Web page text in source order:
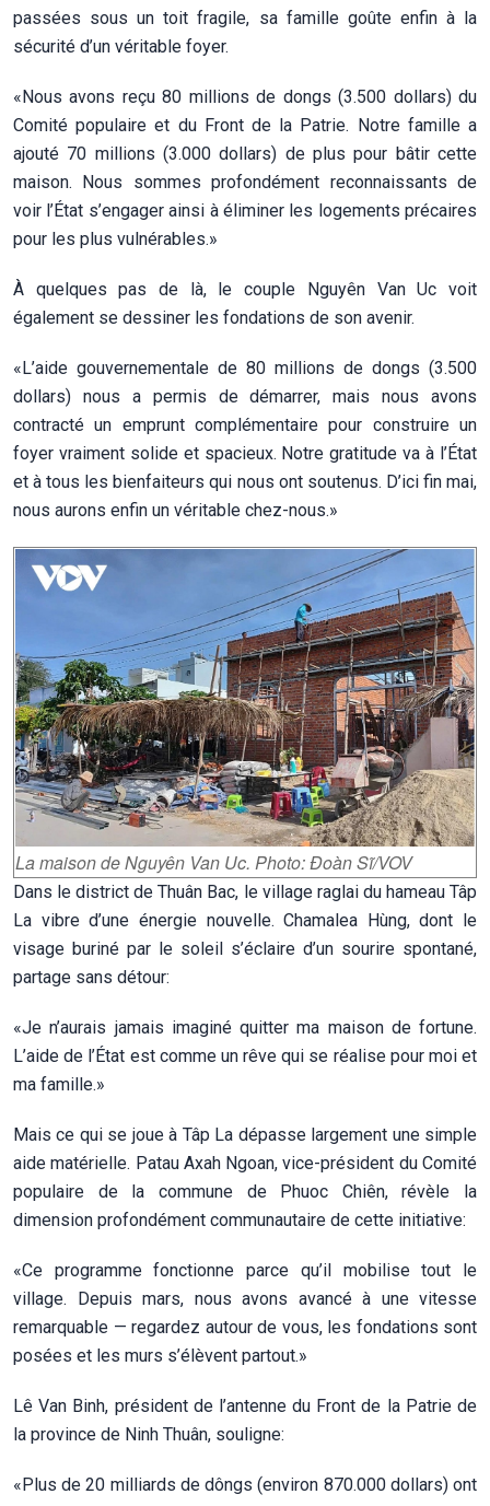
passées sous un toit fragile, sa famille goûte enfin à la
sécurité d’un véritable foyer.
«Nous avons reçu 80 millions de dongs (3.500 dollars) du
Comité populaire et du Front de la Patrie. Notre famille a
ajouté 70 millions (3.000 dollars) de plus pour bâtir cette
maison. Nous sommes profondément reconnaissants de
voir l’État s’engager ainsi à éliminer les logements précaires
pour les plus vulnérables.»
À quelques pas de là, le couple Nguyên Van Uc voit
également se dessiner les fondations de son avenir.
«L’aide gouvernementale de 80 millions de dongs (3.500
dollars) nous a permis de démarrer, mais nous avons
contracté un emprunt complémentaire pour construire un
foyer vraiment solide et spacieux. Notre gratitude va à l’État
et à tous les bienfaiteurs qui nous ont soutenus. D’ici fin mai,
nous aurons enfin un véritable chez-nous.»
La maison de Nguyên Van Uc. Photo: Đoàn Sĩ/VOV
Dans le district de Thuân Bac, le village raglai du hameau Tâp
La vibre d’une énergie nouvelle. Chamalea Hùng, dont le
visage buriné par le soleil s’éclaire d’un sourire spontané,
partage sans détour:
«Je n’aurais jamais imaginé quitter ma maison de fortune.
L’aide de l’État est comme un rêve qui se réalise pour moi et
ma famille.»
Mais ce qui se joue à Tâp La dépasse largement une simple
aide matérielle. Patau Axah Ngoan, vice-président du Comité
populaire de la commune de Phuoc Chiên, révèle la
dimension profondément communautaire de cette initiative:
«Ce programme fonctionne parce qu’il mobilise tout le
village. Depuis mars, nous avons avancé à une vitesse
remarquable — regardez autour de vous, les fondations sont
posées et les murs s’élèvent partout.»
Lê Van Binh, président de l’antenne du Front de la Patrie de
la province de Ninh Thuân, souligne:
«Plus de 20 milliards de dôngs (environ 870.000 dollars) ont